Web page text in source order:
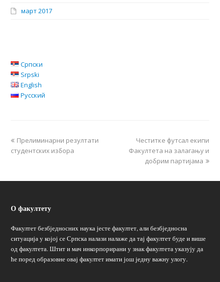
март 2017
Српски
Srpski
English
Русский
Прелиминарни резултати
студентских избора
Честитке футсал екипи
Факултета на залагању и
добрим партијама
О факултету
Факултет безбједносних наука јесте факултет, али безбједносна
ситуација у којој се Српска налази налаже да тај факултет буде и више
од факултета. Штит и мач инкорпорирани у знак факултета указују да
ће поред образовне овај факултет имати још једну важну улогу.